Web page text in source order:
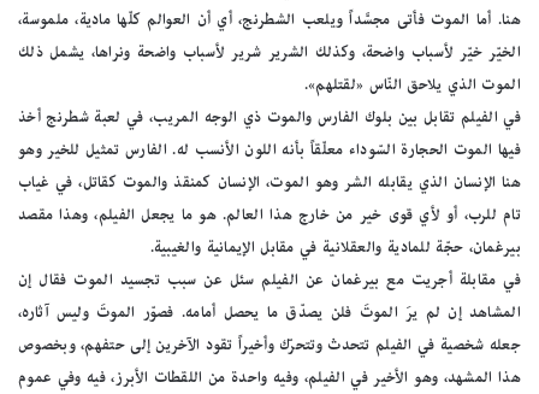
هنا. أما الموت فأتى مجسَّداً ويلعب الشطرنج، أي أن العوالم كلّها مادية، ملموسة،
الخيّر خيّر لأسباب واضحة، وكذلك الشرير شرير لأسباب واضحة ونراها، يشمل ذلك
الموت الذي يلاحق النّاس «لقتلهم».
في الفيلم تقابل بين بلوك الفارس والموت ذي الوجه المريب، في لعبة شطرنج أخذ
فيها الموت الحجارة السّوداء معلّقاً بأنه اللون الأنسب له. الفارس تمثيل للخير وهو
هنا الإنسان الذي يقابله الشر وهو الموت، الإنسان كمنقذ والموت كقاتل، في غياب
تام للرب، أو لأي قوى خير من خارج هذا العالم. هو ما يجعل الفيلم، وهذا مقصد
بيرغمان، حجّة للمادية والعقلانية في مقابل الإيمانية والغيبية.
في مقابلة أجريت مع بيرغمان عن الفيلم سئل عن سبب تجسيد الموت فقال إن
المشاهد إن لم يرَ الموتَ فلن يصدّق ما يحصل أمامه. فصوّر الموتَ وليس آثاره،
جعله شخصية في الفيلم تتحدث وتتحرّك وأخيراً تقود الآخرين إلى حتفهم، وبخصوص
هذا المشهد، وهو الأخير في الفيلم، وفيه واحدة من اللقطات الأبرز، فيه وفي عموم